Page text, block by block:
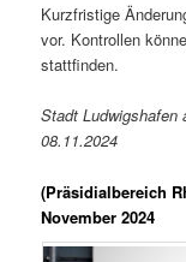
Kurzfristige
vor. Kontrollen
stattfinden.
Stadt Ludwigshafen
08.11.2024
(Präsidialbereich
November 2024